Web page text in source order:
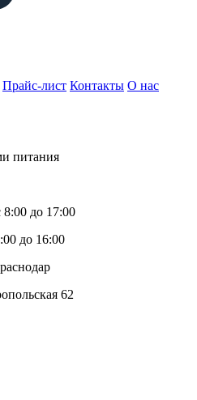
Прайс-лист Контакты О нас
питания
до 17:00
до 16:00
62